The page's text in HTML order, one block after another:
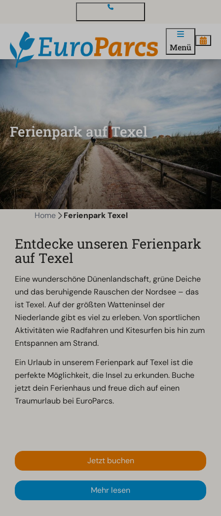
Menü
Ferienpark auf Texel
Home Ferienpark Texel
Entdecke unseren Ferienpark
auf Texel
Eine wunderschöne Dünenlandschaft, grüne Deiche
und das beruhigende Rauschen der Nordsee – das
ist Texel. Auf der größten Watteninsel der
Niederlande gibt es viel zu erleben. Von sportlichen
Aktivitäten wie Radfahren und Kitesurfen bis hin zum
Entspannen am Strand.
Ein Urlaub in unserem Ferienpark auf Texel ist die
perfekte Möglichkeit, die Insel zu erkunden. Buche
jetzt dein Ferienhaus und freue dich auf einen
Traumurlaub bei EuroParcs.
Jetzt buchen
Mehr lesen